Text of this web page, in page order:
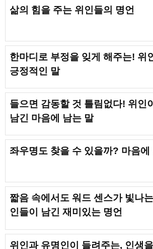
삶의 힘을 주는 위인들의 명언
한마디로 부정을 잊게 해주는! 위
긍정적인 말
들으면 감동할 것 틀림없다! 위인
남긴 마음에 남는 말
좌우명도 찾을 수 있을까? 마음에
짧음 속에서도 워드 센스가 빛나
인들이 남긴 재미있는 명언
위인과 유명인이 들려주는, 인생